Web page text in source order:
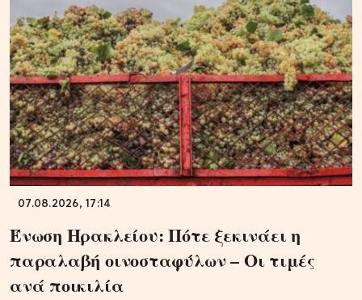
07.08.2026, 17:14
Ένωση Ηρακλείου: Πότε ξεκινάει η
παραλαβή οινοσταφύλων – Οι τιμές
ανά ποικιλία